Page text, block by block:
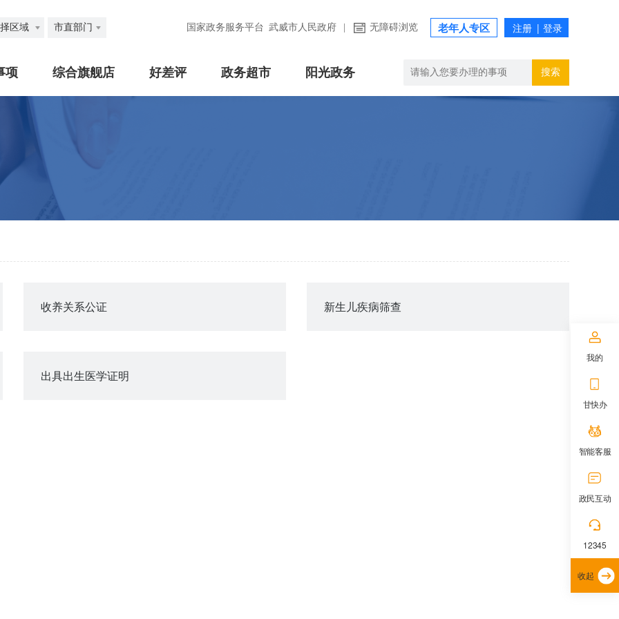
区域 市直部门 国家政务服务平台 武威市人民政府 无障碍浏览 老年人专区
项 综合旗舰店 好差评 政务超市 阳光政务 搜索
收养关系公证 新生儿疾病筛查
出具出生医学证明
我的
甘快办
智能客服
政民互动
12345
收起